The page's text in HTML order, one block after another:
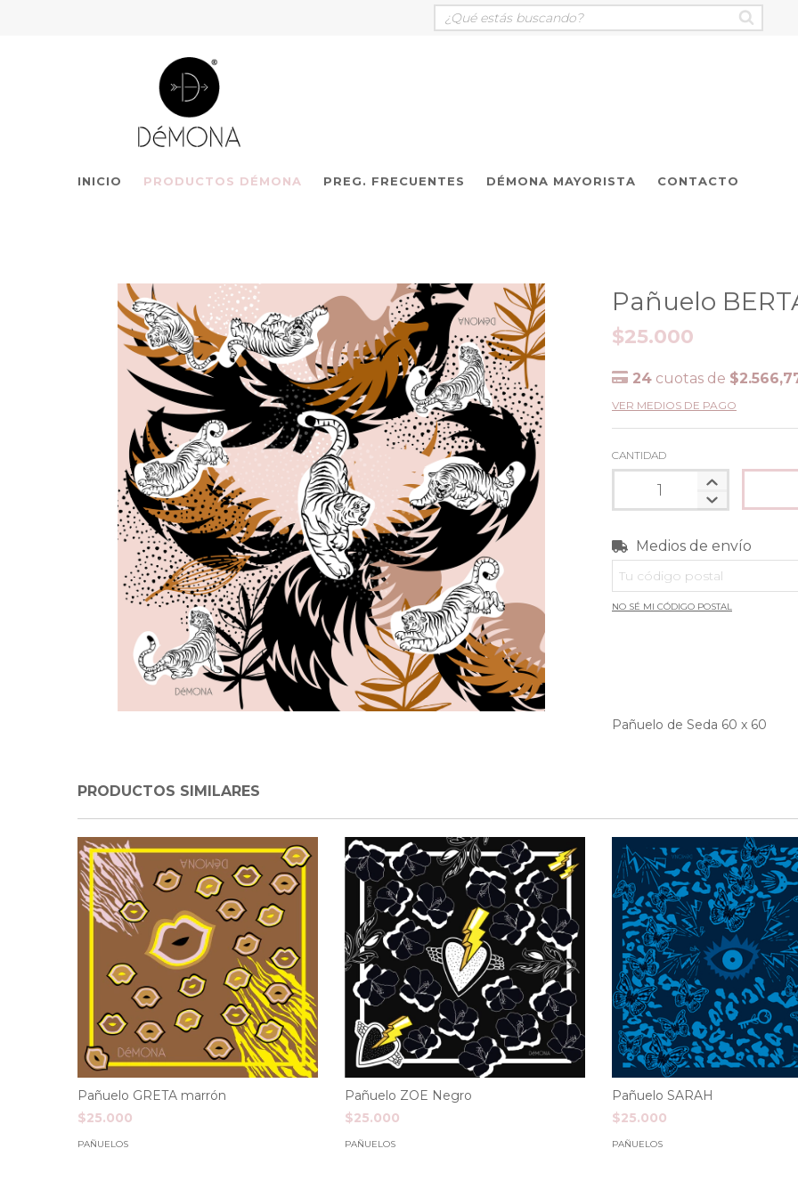
INICIO PRODUCTOS DÉMONA PREG. FRECUENTES DÉMONA MAYORISTA CONTACTO
Pañuelo
$25.000
24 cuotas de
VER MEDIOS DE PAGO
CANTIDAD
Entregas para el CP:
Medios de envío
NO SÉ MI CÓDIGO POSTAL
Pañuelo de Seda 60 x 60
PRODUCTOS SIMILARES
Pañuelo GRETA marrón
$25.000
PAÑUELOS
Pañuelo ZOE Negro
$25.000
PAÑUELOS
Pañuelo SARAH
$25.000
PAÑUELOS